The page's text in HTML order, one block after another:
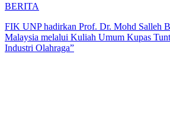
BERITA
FIK UNP hadirkan Prof. Dr. Mohd Salleh
Malaysia melalui Kuliah Umum Kupas
Industri Olahraga”